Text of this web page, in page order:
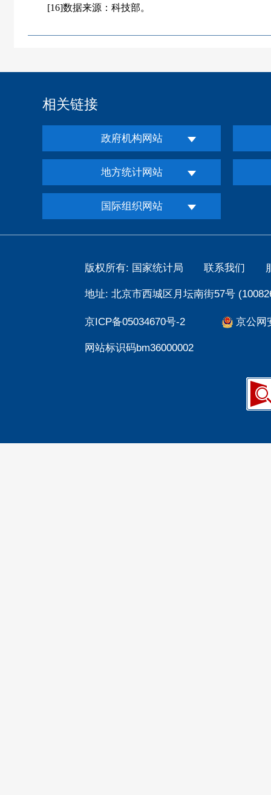
[16]数据来源：科技部。
相关链接
政府机构网站
地方统计网站
国际组织网站
版权所有: 国家统计局 联系我们
地址: 北京市西城区月坛南街57号
京ICP备05034670号-2 京公网
网站标识码bm36000002